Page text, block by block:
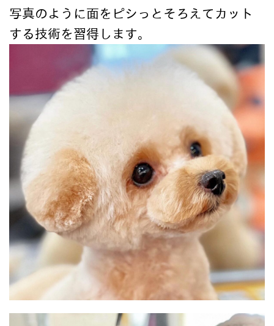
写真のように面をピシっとそろえてカット
する技術を習得します。